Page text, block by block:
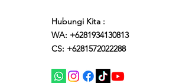
Hubungi Kita :
WA: +6281934130813
CS: +6281572022288